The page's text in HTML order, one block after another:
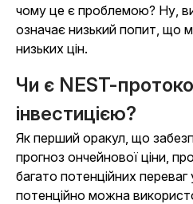
чому це є проблемою? Ну,
означає низький попит, що
низьких цін.
Чи є NEST-
інвестицією?
Як перший оракул, що
прогноз ончейнової ціни,
багато потенційних переваг
потенційно можна